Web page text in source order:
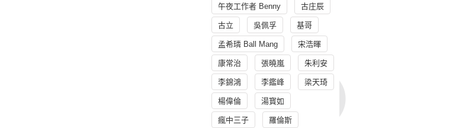
午夜工作者 Benny 古庄辰
古立 吳佩孚 基哥
孟希璘 Ball Mang 宋浩暉
康常治 張曉嵐 朱利安
李錦鴻 李鑑峰 梁天琦
楊偉倫 湯寳如
瘋中三子 羅倫斯